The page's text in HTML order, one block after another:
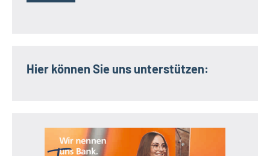
Hier können Sie uns unterstützen: